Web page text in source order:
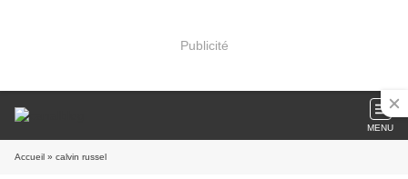
Publicité
MENU
Accueil » calvin russel